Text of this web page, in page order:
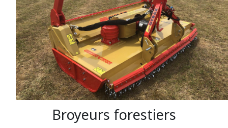
Broyeurs forestiers